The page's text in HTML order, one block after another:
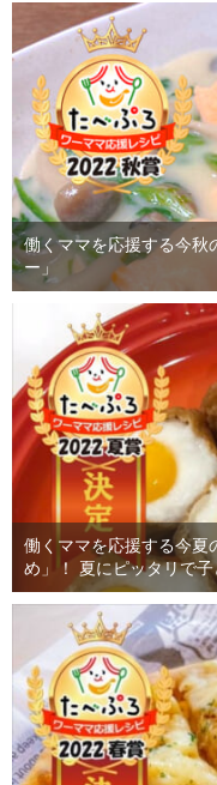
働くママを応援する今秋
ー」
働くママを応援する今夏
め」！ 夏にピッタリで